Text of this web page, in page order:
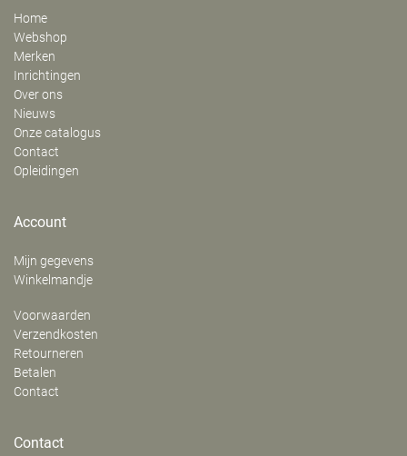
Home
Webshop
Merken
Inrichtingen
Over ons
Nieuws
Onze catalogus
Contact
Opleidingen
Account
Mijn gegevens
Winkelmandje
Voorwaarden
Verzendkosten
Retourneren
Betalen
Contact
Contact